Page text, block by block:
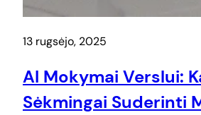
13 rugsėjo, 2025
AI Mokymai Verslui:
Sėkmingai Suderinti